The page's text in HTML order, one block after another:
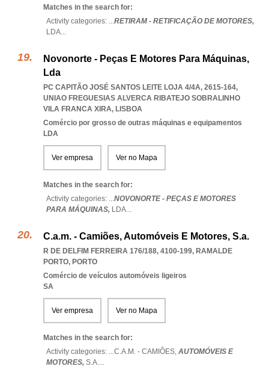
Matches in the search for:
Activity categories: ...RETIRAM - RETIFICAÇÃO DE MOTORES,
LDA...
Novonorte - Peças E Motores Para Máquinas,
Lda
PC CAPITÃO JOSÉ SANTOS LEITE LOJA 4/4A, 2615-164,
UNIAO FREGUESIAS ALVERCA RIBATEJO SOBRALINHO
VILA FRANCA XIRA, LISBOA
Comércio por grosso de outras máquinas e equipamentos
LDA
Ver empresa Ver no Mapa
Matches in the search for:
Activity categories: ...NOVONORTE - PEÇAS E MOTORES
PARA MÁQUINAS, LDA...
C.a.m. - Camiões, Automóveis E Motores, S.a.
R DE DELFIM FERREIRA 176/188, 4100-199, RAMALDE
PORTO, PORTO
Comércio de veículos automóveis ligeiros
SA
Ver empresa Ver no Mapa
Matches in the search for:
Activity categories: ...C.A.M. - CAMIÕES, AUTOMÓVEIS E
MOTORES, S.A....